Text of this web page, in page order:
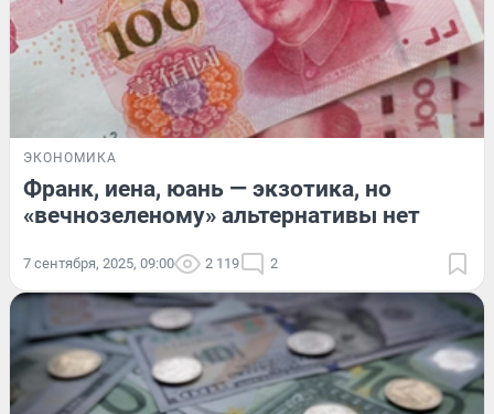
ЭКОНОМИКА
Франк, иена, юань — экзотика, но
«вечнозеленому» альтернативы нет
7 сентября, 2025, 09:00 2 119 2